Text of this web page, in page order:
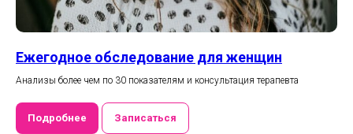
Ежегодное обследование для женщин
Анализы более чем по 30 показателям и консультация терапевта
Подробнее Записаться